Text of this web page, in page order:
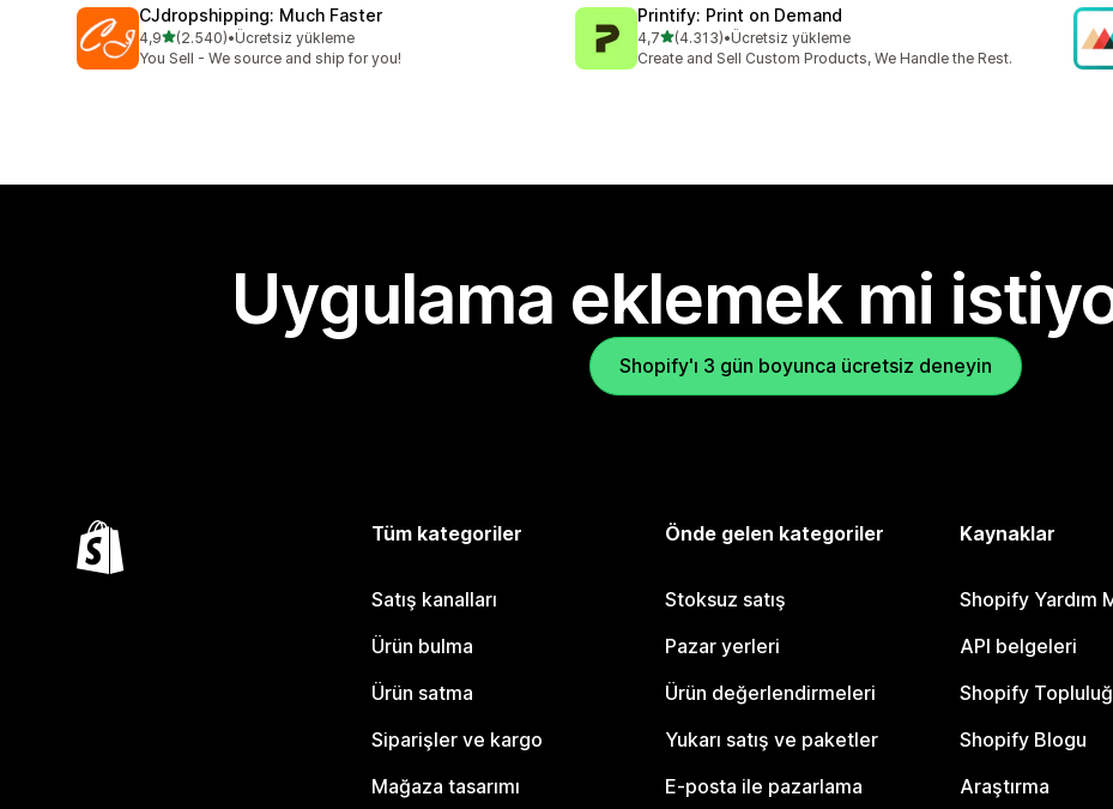
CJdropshipping: Much Faster
4,95 yıldız üzerinden
(2.540)
toplam 2540 değerlendirme
•Ücretsiz yükleme
You Sell - We source and ship for you!
Printify: Print on Demand
4,75 yıldız üzerinden
(4.313)
toplam 4313 değerlendirme
•Ücretsiz yükleme
Create and Sell Custom Products, We Handle the Rest.
Uygulama eklemek mi
Shopify'ı 3 gün boyunca ücretsiz deneyin
Tüm kategoriler
Satış kanalları
Ürün bulma
Ürün satma
Siparişler ve kargo
Mağaza tasarımı
Önde gelen kategoriler
Stoksuz satış
Pazar yerleri
Ürün değerlendirmeleri
Yukarı satış ve paketler
E-posta ile pazarlama
Kaynaklar
Shopify Yardım
API belgeleri
Shopify
Shopify Blogu
Araştırma